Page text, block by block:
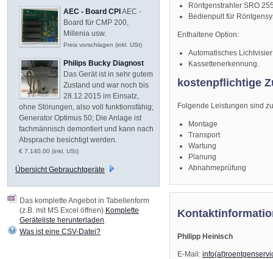
Röntgenstrahler SRO
Bedienpult für
Enthaltene Option:
Automatisches Lichtvisier
Kassettenerkennung.
kostenpflichtige
Folgende Leistungen sind
Montage
Transport
Wartung
Planung
Abnahmeprüfung
Philipp Heinisch
E-Mail:
AEC - Board CPIAEC -
Board für CMP 200,
Millenia usw.
Preis vorschlagen (inkl. USt)
Philips Bucky Diagnost
Das Gerät ist in sehr gutem
Zustand und war noch bis
28.12.2015 im Einsatz,
ohne Störungen, also voll funktionsfähig;
Generator Optimus 50; Die Anlage ist
fachmännisch demontiert und kann nach
Absprache besichtigt werden.
€ 7.140,00 (inkl. USt)
Übersicht Gebrauchtgeräte
Das komplette Angebot in Tabellenform
(z.B. mit MS Excel öffnen) Komplette
Geräteliste herunterladen
Was ist eine CSV-Datei?